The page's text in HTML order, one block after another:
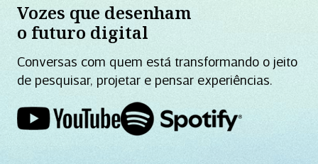
Vozes que desenham
o futuro digital
Conversas com quem está transformando o jeito
de pesquisar, projetar e pensar experiências.